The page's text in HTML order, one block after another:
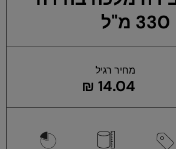
330 מ"ל
מחיר רגיל
14.04 ₪